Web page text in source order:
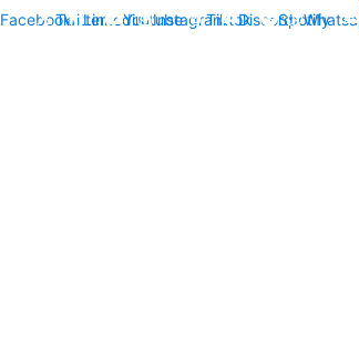
FacebookTwitterLinkedinYoutubeInstagramTiktokDiscordSpotify